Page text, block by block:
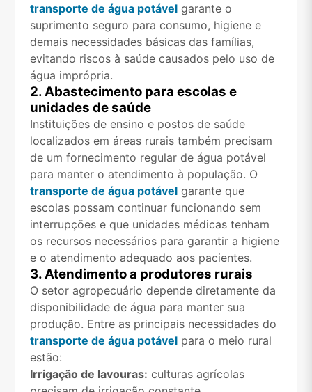
transporte de água potávelgarante o
suprimento seguro para consumo, higiene e
demais necessidades básicas das famílias,
evitando riscos à saúde causados pelo uso de
água imprópria.
2. Abastecimento para escolas e
unidades de saúde
Instituições de ensino e postos de saúde
localizados em áreas rurais também precisam
de um fornecimento regular de água potável
para manter o atendimento à população. O
transporte de água potávelgarante que
escolas possam continuar funcionando sem
interrupções e que unidades médicas tenham
os recursos necessários para garantir a higiene
e o atendimento adequado aos pacientes.
3. Atendimento a produtores rurais
O setor agropecuário depende diretamente da
disponibilidade de água para manter sua
produção. Entre as principais necessidades do
transporte de água potávelpara o meio rural
estão:
Irrigação de lavouras: culturas agrícolas